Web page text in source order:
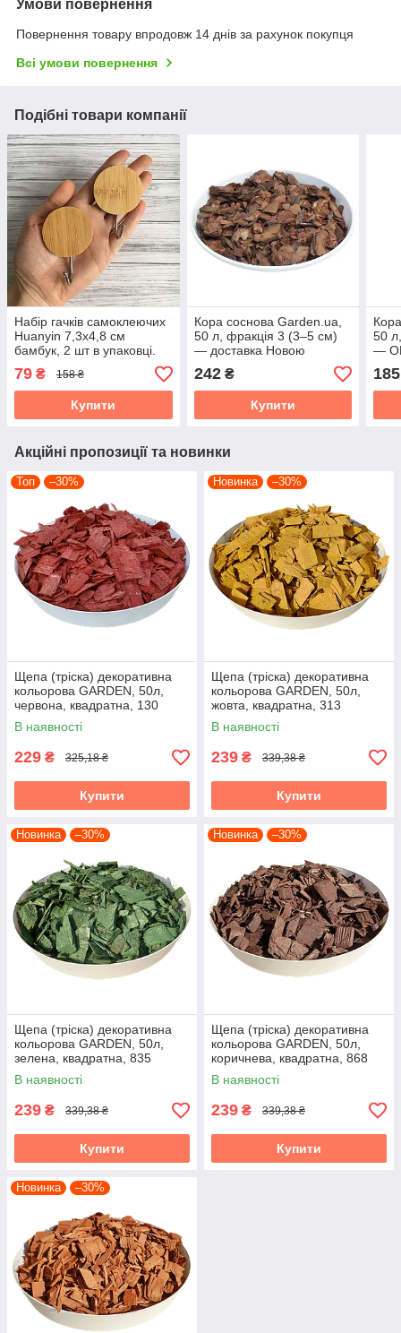
Умови повернення
Повернення товару впродовж 14 днів за рахунок покупця
Всі умови повернення
Подібні товари компанії
Набір гачків самоклеючих
Huanyin 7,3х4,8 см
бамбук, 2 шт в упаковці.
Ціна за упаковку.
79 ₴ 158 ₴
Купити
Кора соснова Garden.ua,
50 л, фракція 3 (3–5 см)
— доставка Новою
поштою
242₴
Купити
50
—
185
Акційні пропозиції та новинки
Топ –30%
Щепа (тріска) декоративна
кольорова GARDEN, 50л,
червона, квадратна, 130
В наявності
229 ₴ 325,18 ₴
Купити
Новинка –30%
Щепа (тріска) декоративна
кольорова GARDEN, 50л,
жовта, квадратна, 313
В наявності
239 ₴ 339,38 ₴
Купити
Новинка –30%
Щепа (тріска) декоративна
кольорова GARDEN, 50л,
зелена, квадратна, 835
В наявності
239 ₴ 339,38 ₴
Купити
Новинка –30%
Щепа (тріска) декоративна
кольорова GARDEN, 50л,
коричнева, квадратна, 868
В наявності
239 ₴ 339,38 ₴
Купити
Новинка –30%